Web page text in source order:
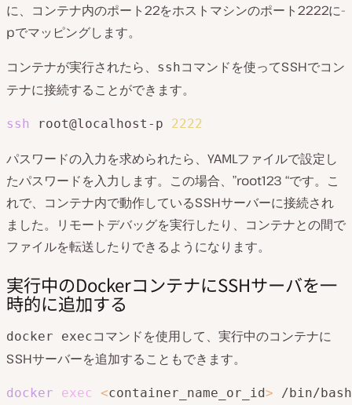
に、コンテナ内のポート22をホストマシンのポート2222に-
pでマッピングします。
コンテナが実行されたら、
sshコマンドを使ってSSHでコン
テナに接続することができます。
ssh root@localhost-p 2222
パスワードの入力を求められたら、YAMLファイルで設定し
たパスワードを入力します。この場合、”root123 “です。こ
れで、コンテナ内で動作しているSSHサーバーに接続され
ました。リモートデバッグを実行したり、コンテナとの間で
ファイルを転送したりできるようになります。
実行中のDockerコンテナにSSHサーバを一
時的に追加する
docker execコマンドを使用して、実行中のコンテナに
SSHサーバーを追加することもできます。
docker exec <container_name_or_id> /bin/bash